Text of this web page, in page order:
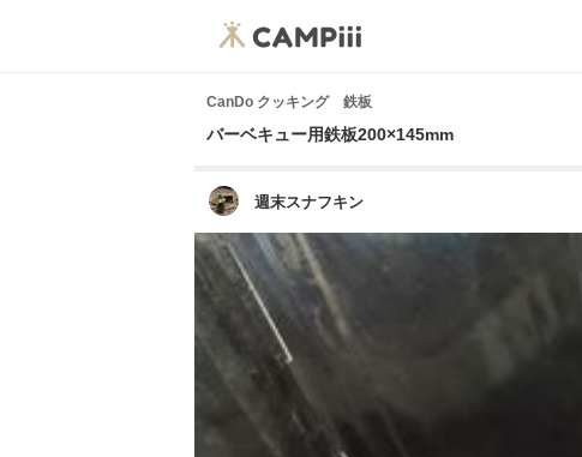
CanDo クッキング 鉄板
バーベキュー用鉄板200×145mm
週末スナフキン